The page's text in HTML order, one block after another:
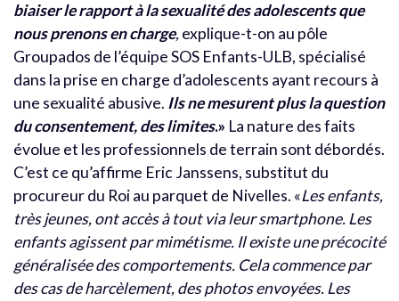
biaiser le rapport à la sexualité des adolescents que
nous prenons en charge,explique-t-on au pôle
Groupados de l’équipe SOS Enfants-ULB, spécialisé
dans la prise en charge d’adolescents ayant recours à
une sexualité abusive. Ils ne mesurent plus la question
du consentement, des limites.» La nature des faits
évolue et les professionnels de terrain sont débordés.
C’est ce qu’affirme Eric Janssens, substitut du
procureur du Roi au parquet de Nivelles. «Les enfants,
très jeunes, ont accès à tout via leur smartphone. Les
enfants agissent par mimétisme. Il existe une précocité
généralisée des comportements. Cela commence par
des cas de harcèlement, des photos envoyées. Les